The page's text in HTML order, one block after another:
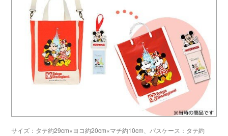
サイズ：タテ約29cm×ヨコ約20cm×マチ約10cm、パスケース：タテ約